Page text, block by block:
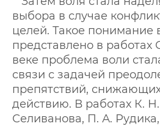
выбора в случае
целей. Такое понимание
представлено в работах
веке проблема воли
связи с задачей
препятствий,
действию. В работах К.
Селиванова, П. А.